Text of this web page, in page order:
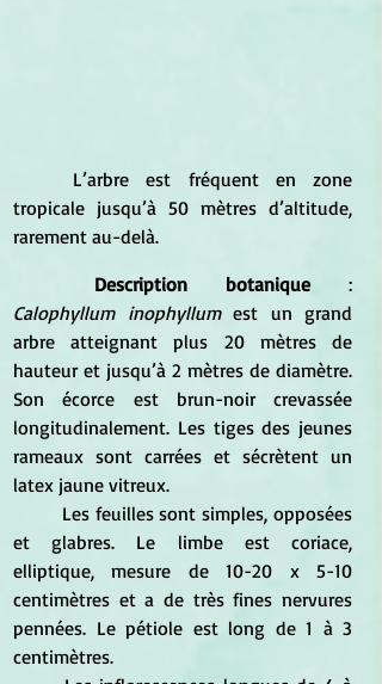
tropicale jusqu’à 50 mètres d’altitude,
rarement au-delà.
Description botanique
Calophyllum inophyllum est un grand
arbre atteignant plus 20 mètres de
hauteur et jusqu’à 2 mètres de diamètre.
Son écorce est brun-noir crevassée
longitudinalement. Les tiges des jeunes
rameaux sont carrées et sécrètent un
latex jaune vitreux.
et glabres. Le limbe est coriace,
elliptique, mesure de 10-20 x 5-10
centimètres et a de très fines nervures
pennées. Le pétiole est long de 1 à 3
centimètres.